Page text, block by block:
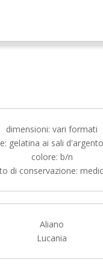
dimensioni: vari formati
gelatina ai sali
colore: b/n
di conservazione:
Aliano
Lucania